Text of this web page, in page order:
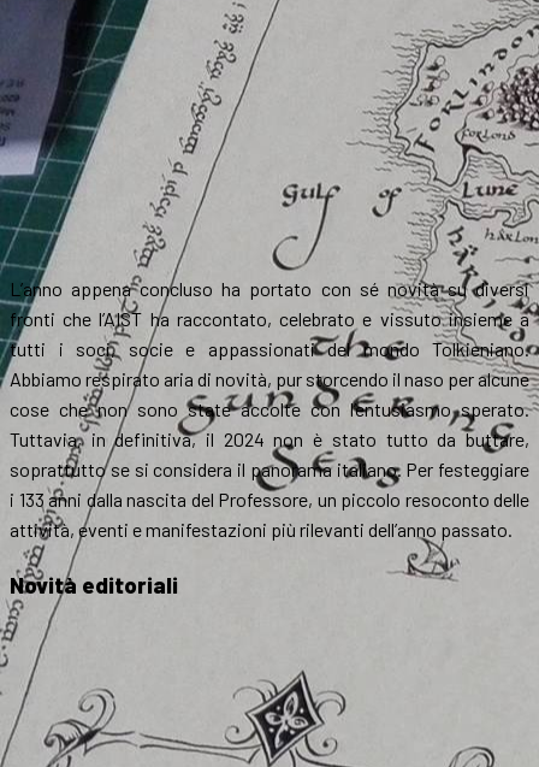
L’anno appena concluso ha portato con sé novità su diversi
fronti che l’AIST ha raccontato, celebrato e vissuto insieme a
tutti i soci, socie e appassionati del mondo Tolkieniano.
Abbiamo respirato aria di novità, pur storcendo il naso per alcune
cose che non sono state accolte con l’entusiasmo sperato.
Tuttavia, in definitiva, il 2024 non è stato tutto da buttare,
soprattutto se si considera il panorama italiano. Per festeggiare
i 133 anni dalla nascita del Professore, un piccolo resoconto delle
attività, eventi e manifestazioni più rilevanti dell’anno passato.
Novità editoriali